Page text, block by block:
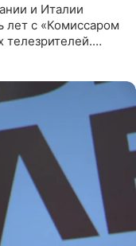
и Италии
лет с «Комиссаром
телезрителей.